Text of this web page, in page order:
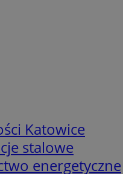
Katowice
stalowe
energetyczne